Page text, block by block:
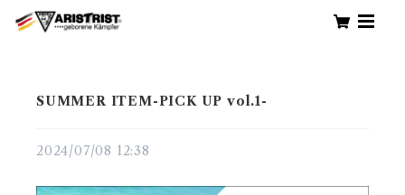
SUMMER ITEM-PICK UP vol.1-
2024/07/08 12:38